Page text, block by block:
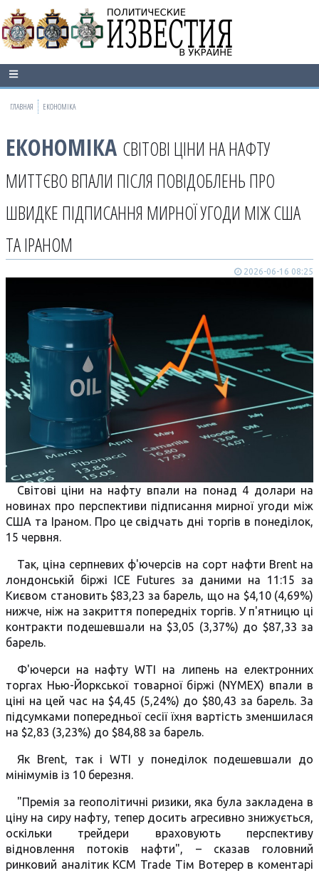
ГЛАВНАЯ ЕКОНОМІКА
ЕКОНОМІКА СВІТОВІ ЦІНИ НА НАФТУ
МИТТЄВО ВПАЛИ ПІСЛЯ ПОВІДОБЛЕНЬ ПРО
ШВИДКЕ ПІДПИСАННЯ МИРНОЇ УГОДИ МІЖ США
ТА ІРАНОМ
2026-06-16 08:25
Світові ціни на нафту впали на понад 4 долари на
новинах про перспективи підписання мирної угоди між
США та Іраном. Про це свідчать дні торгів в понеділок,
15 червня.
Так, ціна серпневих ф'ючерсів на сорт нафти Brent на
лондонській біржі ICE Futures за даними на 11:15 за
Києвом становить $83,23 за барель, що на $4,10 (4,69%)
нижче, ніж на закриття попередніх торгів. У п'ятницю ці
контракти подешевшали на $3,05 (3,37%) до $87,33 за
барель.
Ф'ючерси на нафту WTI на липень на електронних
торгах Нью-Йоркської товарної біржі (NYMEX) впали в
ціні на цей час на $4,45 (5,24%) до $80,43 за барель. За
підсумками попередньої сесії їхня вартість зменшилася
на $2,83 (3,23%) до $84,88 за барель.
Як Brent, так і WTI у понеділок подешевшали до
мінімумів із 10 березня.
"Премія за геополітичні ризики, яка була закладена в
ціну на сиру нафту, тепер досить агресивно знижується,
оскільки трейдери враховують перспективу
відновлення потоків нафти", – сказав головний
ринковий аналітик KCM Trade Тім Вотерер в коментарі